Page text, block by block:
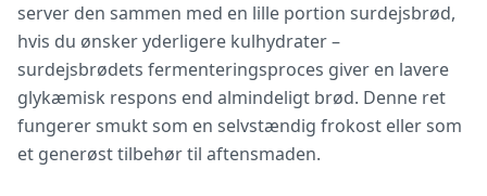
server den sammen med en lille portion surdejsbrød,
hvis du ønsker yderligere kulhydrater –
surdejsbrødets fermenteringsproces giver en lavere
glykæmisk respons end almindeligt brød. Denne ret
fungerer smukt som en selvstændig frokost eller som
et generøst tilbehør til aftensmaden.